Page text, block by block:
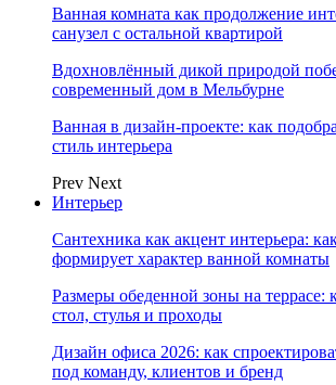
Ванная комната как продолжение
санузел с остальной квартирой
Вдохновлённый дикой природой
современный дом в Мельбурне
Ванная в дизайн-проекте: как
стиль интерьера
Prev Next
Интерьер
Сантехника как акцент интерьера:
формирует характер ванной комнаты
Размеры обеденной зоны на террасе:
стол, стулья и проходы
Дизайн офиса 2026: как
под команду, клиентов и бренд